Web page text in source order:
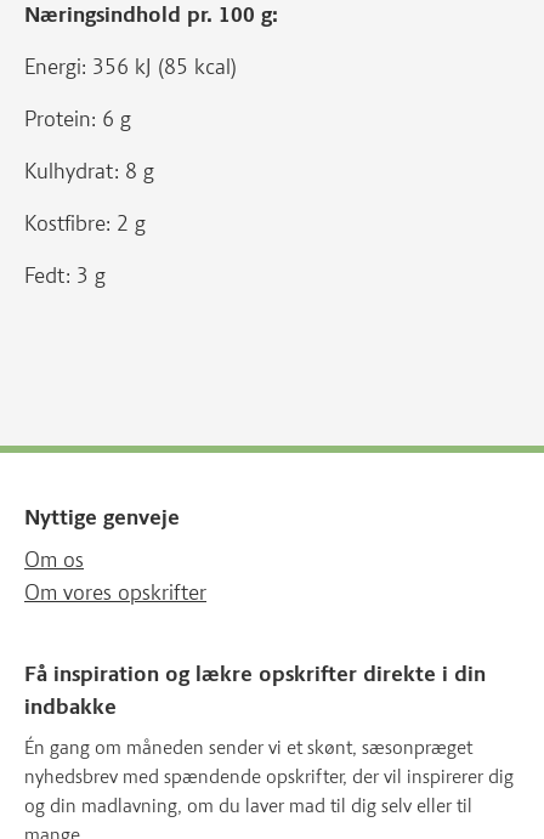
Næringsindhold pr. 100 g:
Energi: 356 kJ (85 kcal)
Protein: 6 g
Kulhydrat: 8 g
Kostfibre: 2 g
Fedt: 3 g
Nyttige genveje
Om os
Om vores opskrifter
Få inspiration og lækre opskrifter direkte i din
indbakke
Én gang om måneden sender vi et skønt, sæsonpræget
nyhedsbrev med spændende opskrifter, der vil inspirerer dig
og din madlavning, om du laver mad til dig selv eller til